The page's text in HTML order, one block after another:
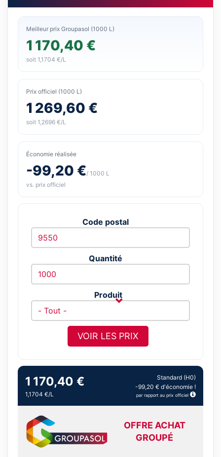
Meilleur prix Groupasol (1000 L)
1 170,40 €
soit 1,1704 €/L
Prix officiel (1000 L)
1 269,60 €
soit 1,2696 €/L
Économie réalisée
-99,20 €/ 1000 L
vs. prix officiel
Code postal
Quantité
Produit
VOIR LES PRIX
1 170,40 €
1,1704 €/L
Standard (H0)
-99,20 € d'économie !
par rapport au prix officiel
OFFRE ACHAT
GROUPÉ